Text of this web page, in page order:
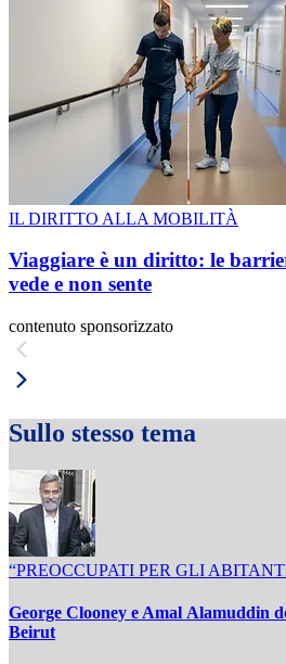
IL DIRITTO ALLA MOBILITÀ
Viaggiare è un diritto: le
vede e non sente
contenuto sponsorizzato
Sullo stesso tema
“PREOCCUPATI PER GLI
George Clooney e Amal Alamuddin
Beirut